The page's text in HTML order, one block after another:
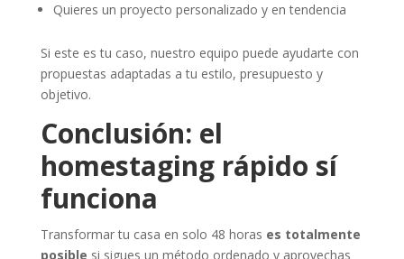
Quieres un proyecto personalizado y en tendencia
Si este es tu caso, nuestro equipo puede ayudarte con
propuestas adaptadas a tu estilo, presupuesto y
objetivo.
Conclusión: el
homestaging rápido sí
funciona
Transformar tu casa en solo 48 horas es totalmente
posible si sigues un método ordenado y aprovechas